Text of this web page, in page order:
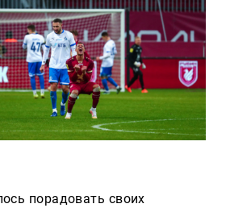
порадовать своих